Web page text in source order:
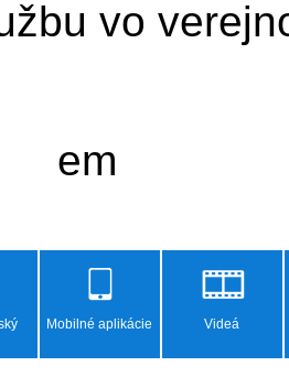
vo
Mobilné aplikácie Videá